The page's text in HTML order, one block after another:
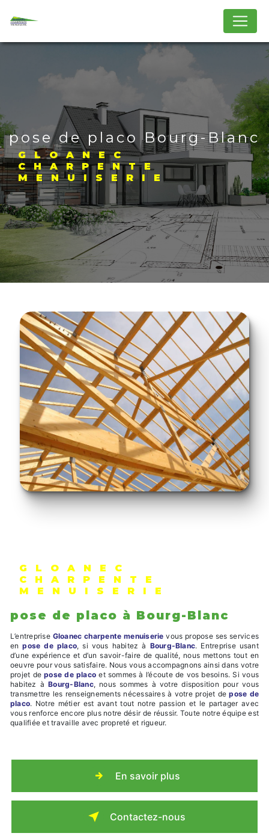
pose de placo Bourg-Blanc
GLOANEC
CHARPENTE
MENUISERIE
GLOANEC
CHARPENTE
MENUISERIE
pose de placo à Bourg-Blanc
L’entreprise Gloanec charpente menuiserie vous propose ses services
enpose de placo, si vous habitez à Bourg-Blanc. Entreprise usant
d’une expérience et d’un savoir-faire de qualité, nous mettons tout en
oeuvre pour vous satisfaire. Nous vous accompagnons ainsi dans votre
projet depose de placo et sommes à l’écoute de vos besoins. Si vous
habitez àBourg-Blanc, nous sommes à votre disposition pour vous
transmettre les renseignements nécessaires à votre projet depose de
placo. Notre métier est avant tout notre passion et le partager avec
vous renforce encore plus notre désir de réussir. Toute notre équipe est
qualifiée et travaille avec propreté et rigueur.
En savoir plus
Contactez-nous